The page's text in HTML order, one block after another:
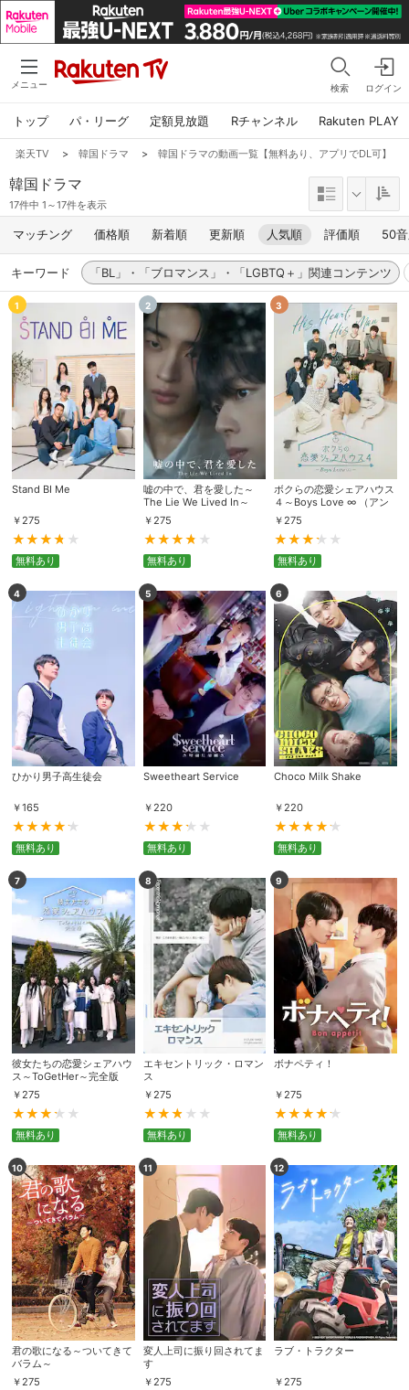
メニュー 検索 ログイン
トップ パ・リーグ 定額見放題 Rチャンネル Rakuten PLAY
楽天TV > 韓国ドラマ > 韓国ドラマの動画一覧【無料あり、アプリでDL可】
韓国ドラマ
17件中 1～17件を表示
マッチング 価格順 新着順 更新順 人気順 評価順 50
キーワード 「BL」・「ブロマンス」・「LGBTQ＋」関連コンテンツ
1
Stand BI Me
￥ 275
無料あり
2
嘘の中で、君を愛した～
The Lie We Lived In～
￥ 275
無料あり
3
ボクらの恋愛シェアハウス
４～Boys Love ∞ （アン
リミテッド） ～
￥ 275
無料あり
4
ひかり男子高生徒会
￥165
無料あり
5
Sweetheart Service
￥ 220
無料あり
6
Choco Milk Shake
￥ 220
無料あり
7
彼女たちの恋愛シェアハウ
ス～ToGetHer～完全版
￥275
無料あり
8
エキセントリック・ロマン
ス
￥275
無料あり
9
ボナペティ！
￥275
無料あり
10
君の歌になる～ついてきて
バラム～
￥275
11
変人上司に振り回されてま
す
￥275
12
ラブ・トラクター
￥275